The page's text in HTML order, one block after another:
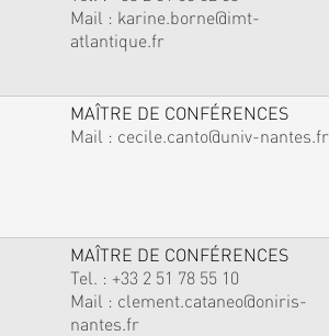
Mail : karine.borne@imt-
atlantique.fr
MAÎTRE DE CONFÉRENCES
Mail : cecile.canto@univ-nantes.fr
MAÎTRE DE CONFÉRENCES
Tel. : +33 2 51 78 55 10
Mail : clement.cataneo@oniris-
nantes.fr